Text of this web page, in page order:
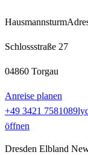
Hausmannsturm
Schlossstraße 27
04860 Torgau
Anreise planen
+49 3421 7581089
öffnen
Dresden Elbland